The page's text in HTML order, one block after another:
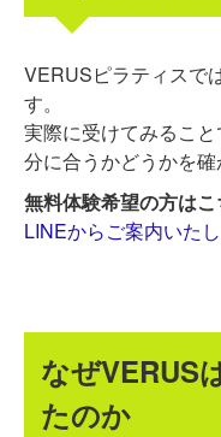
VERUSピラティスで
す。
実際に受けてみるこ
分に合うかどうかを確
無料体験希望の方はこ
LINEからご案内いた
なぜVERUS
たのか